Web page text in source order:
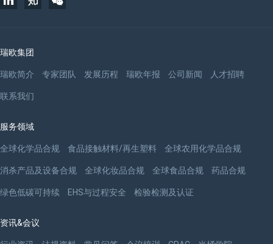
瑞欧集团
瑞欧简介 专家团队 发展历程 瑞欧年报 公司新闻 人才招聘
联系我们
服务领域
全球化学品合规 食品接触材料/再生塑料 全球农用化学品合规
消杀产品及设备合规 全球化妆品合规 全球食品合规 药品合规
绿色低碳可持续 EHS与过程安全 检验检测及认证
资讯&会议